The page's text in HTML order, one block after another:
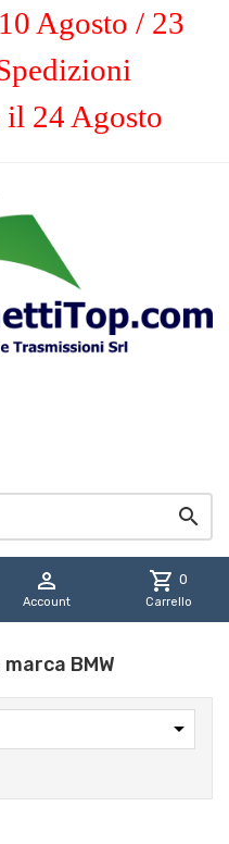
Agosto / 23
24 Agosto


Account
shopping_cart 0
Carrello
BMW
